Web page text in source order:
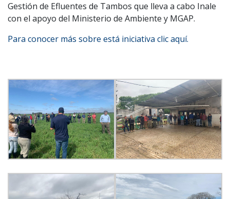
Gestión de Efluentes de Tambos que lleva a cabo Inale
con el apoyo del Ministerio de Ambiente y MGAP.
Para conocer más sobre está iniciativa clic aquí.